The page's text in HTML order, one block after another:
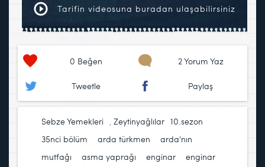
Tarifin videosuna buradan ulaşabilirsiniz
0 Beğen 2 Yorum Yaz
Tweetle Paylaş
Sebze Yemekleri Zeytinyağlılar 10.sezon
35nci bölüm
arda türkmen
arda'nın
mutfağı
asma yaprağı enginar
enginar